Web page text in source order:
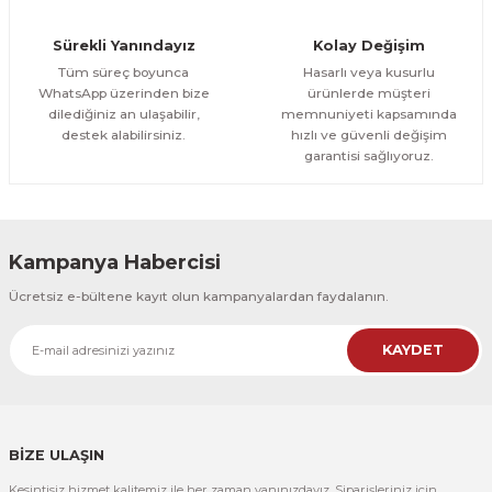
300,00 TL %25
CeSht
CeSht
Pembe Fonlu Good Things Are Coming Yazılı Tek Parça Ahşap Çerçeveli
500,00 TL
Sürekli Yanındayız
Tüm süreç boyunca
WhatsApp üzerinden bize
dilediğiniz an ulaşabilir,
destek alabilirsiniz.
Kolay Değişim
Hasarlı veya kusurlu
ürünlerde müşteri
memnuniyeti kapsamında
hızlı ve güvenli değişim
garantisi sağlıyoruz.
Kampanya Habercisi
Ücretsiz e-bültene kayıt olun kampanyalardan faydalanın.
KAYDET
BİZE ULAŞIN